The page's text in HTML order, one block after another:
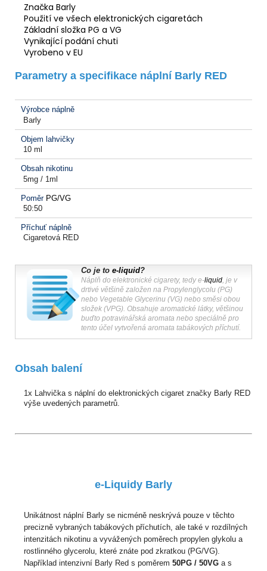
Značka Barly
Použití ve všech elektronických cigaretách
Základní složka PG a VG
Vynikající podání chuti
Vyrobeno v EU
Parametry a specifikace náplní Barly RED
Výrobce náplně
Barly
Objem lahvičky
10 ml
Obsah nikotinu
5mg / 1ml
Poměr PG/VG
50:50
Příchuť náplně
Cigaretová RED
Co je to e-liquid?
Náplň do elektronické cigarety, tedy e-liquid , je v
drtivé většině založen na Propylenglycolu (PG)
nebo Vegetable Glycerinu (VG) nebo směsi obou
složek (VPG). Obsahuje aromatické látky, většinou
buďto potravinářská aromata nebo speciálně pro
tento účel vytvořená aromata tabákových příchutí.
Obsah balení
1x Lahvička s náplní do elektronických cigaret značky Barly RED
výše uvedených parametrů.
e-Liquidy Barly
Unikátnost náplní Barly se nicméně neskrývá pouze v těchto
precizně vybraných tabákových příchutích, ale také v rozdílných
intenzitách nikotinu a vyvážených poměrech propylen glykolu a
rostlinného glycerolu, které znáte pod zkratkou (PG/VG).
Například intenzivní Barly Red s poměrem 50PG / 50VG a s